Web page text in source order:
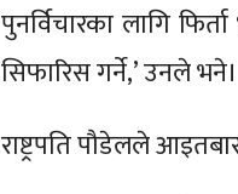
पुनर्विचारका लागि
सिफारिस गर्ने,’ उनले भने।
राष्ट्रपति पौडेलले